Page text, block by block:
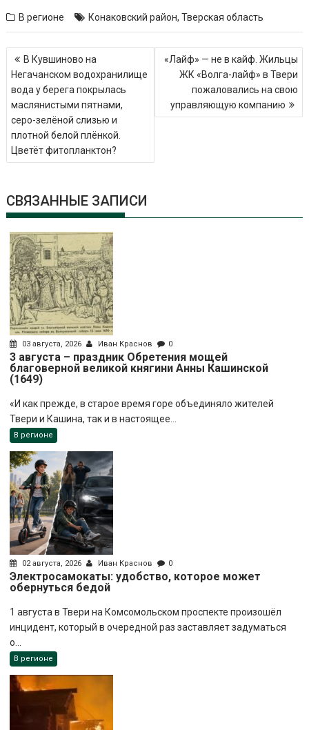
В регионе Конаковский район,Тверская область
Навигация
по
записям
В Кувшиново на
Негачанском водохранилище
вода у берега покрылась
маслянистыми пятнами,
серо-зелёной слизью и
плотной белой плёнкой.
Цветёт фитопланктон?
«Лайф» — не в кайф. Жильцы
ЖК «Волга-лайф» в Твери
пожаловались на свою
управляющую компанию
СВЯЗАННЫЕ ЗАПИСИ
03 августа, 2026 Иван Краснов 0
3 августа – праздник Обретения мощей
благоверной великой княгини Анны Кашинской
(1649)
«И как прежде, в старое время горе объединяло жителей
Твери и Кашина, так и в настоящее...
В регионе
02 августа, 2026 Иван Краснов 0
Электросамокаты: удобство, которое может
обернуться бедой
1 августа в Твери на Комсомольском проспекте произошёл
инцидент, который в очередной раз заставляет задуматься
о...
В регионе